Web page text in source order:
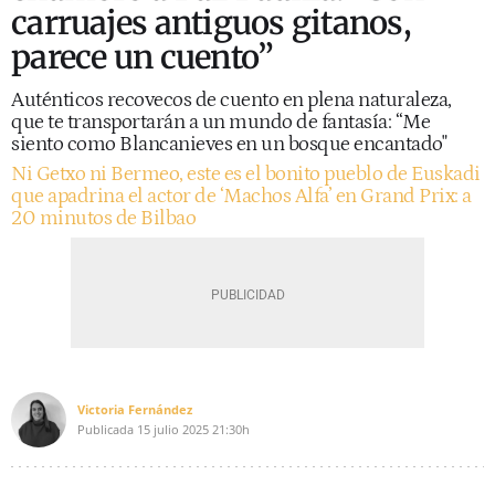
carruajes antiguos gitanos,
parece un cuento”
Auténticos recovecos de cuento en plena naturaleza,
que te transportarán a un mundo de fantasía: “Me
siento como Blancanieves en un bosque encantado"
Ni Getxo ni Bermeo, este es el bonito pueblo de Euskadi
que apadrina el actor de ‘Machos Alfa’ en Grand Prix: a
20 minutos de Bilbao
Victoria Fernández
Publicada 15 julio 2025 21:30h